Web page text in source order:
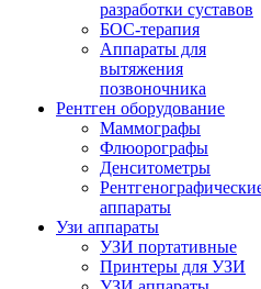
разработки суставов
БОС-терапия
Аппараты для
вытяжения
позвоночника
Рентген оборудование
Маммографы
Флюорографы
Денситометры
аппараты
Узи аппараты
УЗИ портативные
Принтеры для УЗИ